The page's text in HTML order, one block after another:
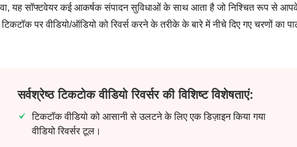
यह सॉफ्टवेयर कई आकर्षक संपादन सुविधाओं के साथ आता है जो निश्चित रूप से
पर वीडियो/ऑडियो को रिवर्स करने के तरीके के बारे में नीचे दिए गए चरणों का
सर्वश्रेष्ठ टिकटोक वीडियो रिवर्सर की विशिष्ट विशेषताएं:
टिकटॉक वीडियो को आसानी से उलटने के लिए एक डिज़ाइन किया गया
वीडियो रिवर्सर टूल।